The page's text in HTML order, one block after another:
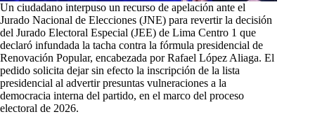
Un ciudadano interpuso un recurso de apelación ante el
Jurado Nacional de Elecciones (JNE) para revertir la decisión
del Jurado Electoral Especial (JEE) de Lima Centro 1 que
declaró infundada la tacha contra la fórmula presidencial de
Renovación Popular, encabezada por Rafael López Aliaga. El
pedido solicita dejar sin efecto la inscripción de la lista
presidencial al advertir presuntas vulneraciones a la
democracia interna del partido, en el marco del proceso
electoral de 2026.